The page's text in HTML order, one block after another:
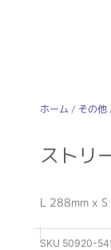
ホーム / その他
ストリ
L 288mm x
SKU 50920-